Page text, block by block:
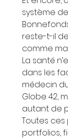
système
reste-t-il
comme
La santé
dans les
médecin
Globe 42,
autant de
Toutes
portfolios,